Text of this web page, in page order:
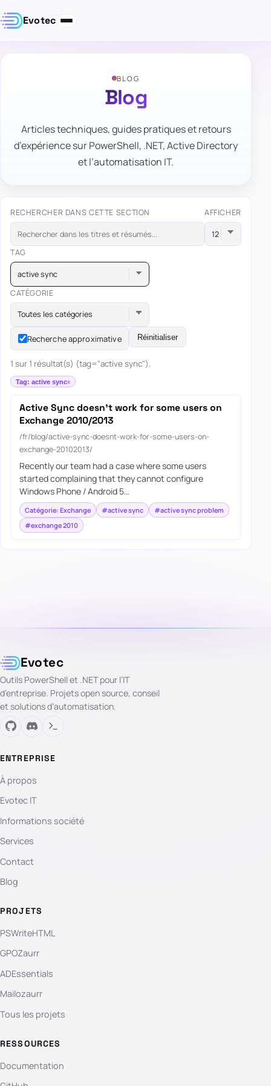
Evotec
BLOG
Blog
Articles techniques, guides pratiques et retours
d’expérience sur PowerShell, .NET, Active Directory
et l’automatisation IT.
RECHERCHER DANS CETTE SECTION AFFICHER
TAG
active sync
CATÉGORIE
Toutes les catégories
Recherche approximative Réinitialiser
1 sur 1 résultat(s) (tag="active sync").
Tag: active sync
Active Sync doesn’t work for some users on
Exchange 2010/2013
/fr/blog/active-sync-doesnt-work-for-some-users-on-
exchange-20102013/
Recently our team had a case where some users
started complaining that they cannot configure
Windows Phone / Android 5…
Catégorie: Exchange #active sync
#active sync problem
#exchange 2010
Evotec
Outils PowerShell et .NET pour l’IT
d’entreprise. Projets open source, conseil
et solutions d’automatisation.
ENTREPRISE
À propos
Evotec IT
Informations société
Services
Contact
Blog
PROJETS
PSWriteHTML
GPOZaurr
ADEssentials
Mailozaurr
Tous les projets
RESSOURCES
Documentation